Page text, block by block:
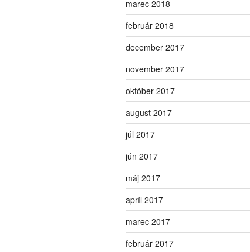
marec 2018
február 2018
december 2017
november 2017
október 2017
august 2017
júl 2017
jún 2017
máj 2017
apríl 2017
marec 2017
február 2017